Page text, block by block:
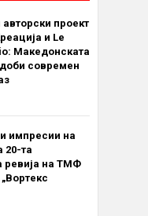
проект
и Le
Македонската
современ
импресии на
20-та
ревија на ТМФ